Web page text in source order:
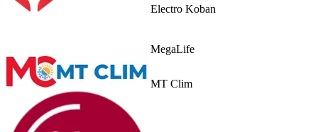
Electro Koban
MegaLife
MT Clim